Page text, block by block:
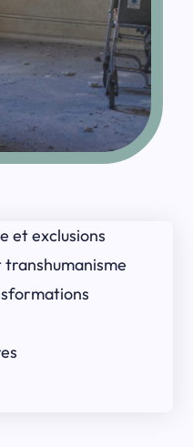
et exclusions
transhumanisme